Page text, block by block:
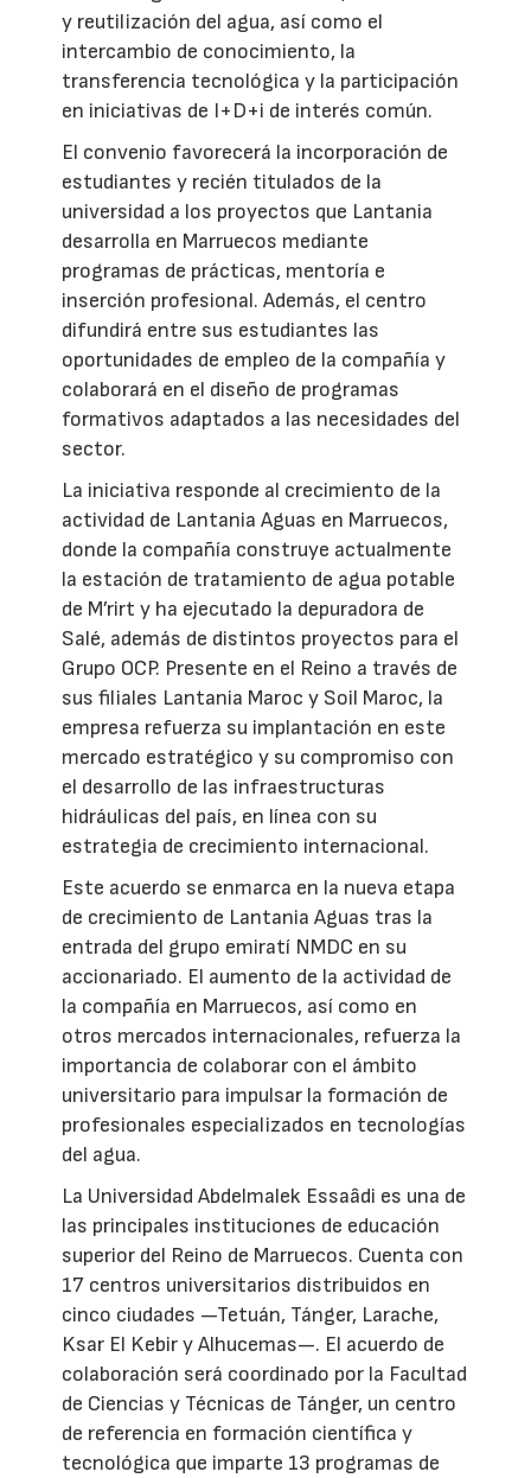
y reutilización del agua, así como el
intercambio de conocimiento, la
transferencia tecnológica y la participación
en iniciativas de I+D+i de interés común.
El convenio favorecerá la incorporación de
estudiantes y recién titulados de la
universidad a los proyectos que Lantania
desarrolla en Marruecos mediante
programas de prácticas, mentoría e
inserción profesional. Además, el centro
difundirá entre sus estudiantes las
oportunidades de empleo de la compañía y
colaborará en el diseño de programas
formativos adaptados a las necesidades del
sector.
La iniciativa responde al crecimiento de la
actividad de Lantania Aguas en Marruecos,
donde la compañía construye actualmente
la estación de tratamiento de agua potable
de M’rirt y ha ejecutado la depuradora de
Salé, además de distintos proyectos para el
Grupo OCP. Presente en el Reino a través de
sus filiales Lantania Maroc y Soil Maroc, la
empresa refuerza su implantación en este
mercado estratégico y su compromiso con
el desarrollo de las infraestructuras
hidráulicas del país, en línea con su
estrategia de crecimiento internacional.
Este acuerdo se enmarca en la nueva etapa
de crecimiento de Lantania Aguas tras la
entrada del grupo emiratí NMDC en su
accionariado. El aumento de la actividad de
la compañía en Marruecos, así como en
otros mercados internacionales, refuerza la
importancia de colaborar con el ámbito
universitario para impulsar la formación de
profesionales especializados en tecnologías
del agua.
La Universidad Abdelmalek Essaâdi es una de
las principales instituciones de educación
superior del Reino de Marruecos. Cuenta con
17 centros universitarios distribuidos en
cinco ciudades —Tetuán, Tánger, Larache,
Ksar El Kebir y Alhucemas—. El acuerdo de
colaboración será coordinado por la Facultad
de Ciencias y Técnicas de Tánger, un centro
de referencia en formación científica y
tecnológica que imparte 13 programas de